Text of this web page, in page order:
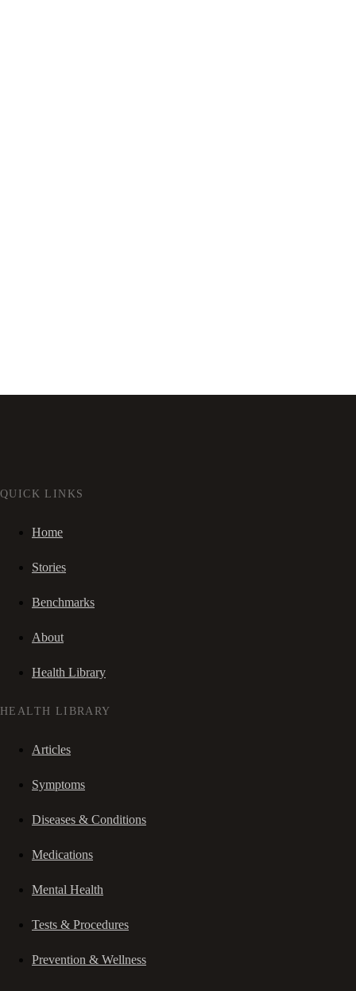
QUICK LINKS
Home
Stories
Benchmarks
About
Health Library
HEALTH LIBRARY
Articles
Symptoms
Diseases & Conditions
Medications
Mental Health
Tests & Procedures
Prevention & Wellness